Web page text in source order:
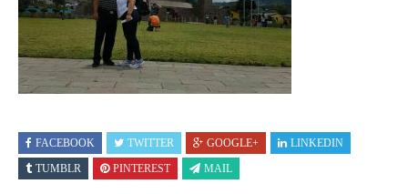
FACEBOOK TWITTER GOOGLE+
LINKEDIN
TUMBLR
PINTEREST MAIL